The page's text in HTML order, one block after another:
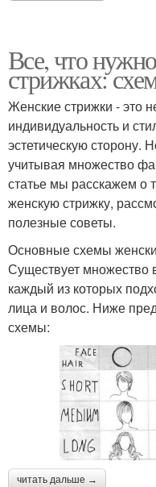
Все, что
стрижках:
Женские стрижки - это
индивидуальность и
эстетическую сторону.
учитывая множество
статье мы расскажем о
женскую стрижку,
полезные советы.
Основные схемы
Существует множество
каждый из которых
лица и волос. Ниже
схемы:
читать дальше →